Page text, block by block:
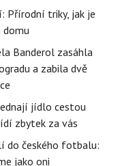
Přírodní triky, jak je
domu
Banderol zasáhla
a zabila dvě
jídlo cestou
zbytek za vás
do českého fotbalu:
jako oni